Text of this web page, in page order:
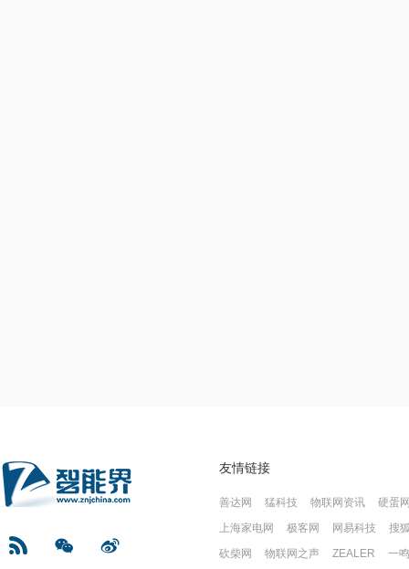
友情链接
善达网 猛科技 物联网资讯
硬蛋
上海家电网
极客网 网易科技
搜
砍柴网
物联网之声 ZEALER
一